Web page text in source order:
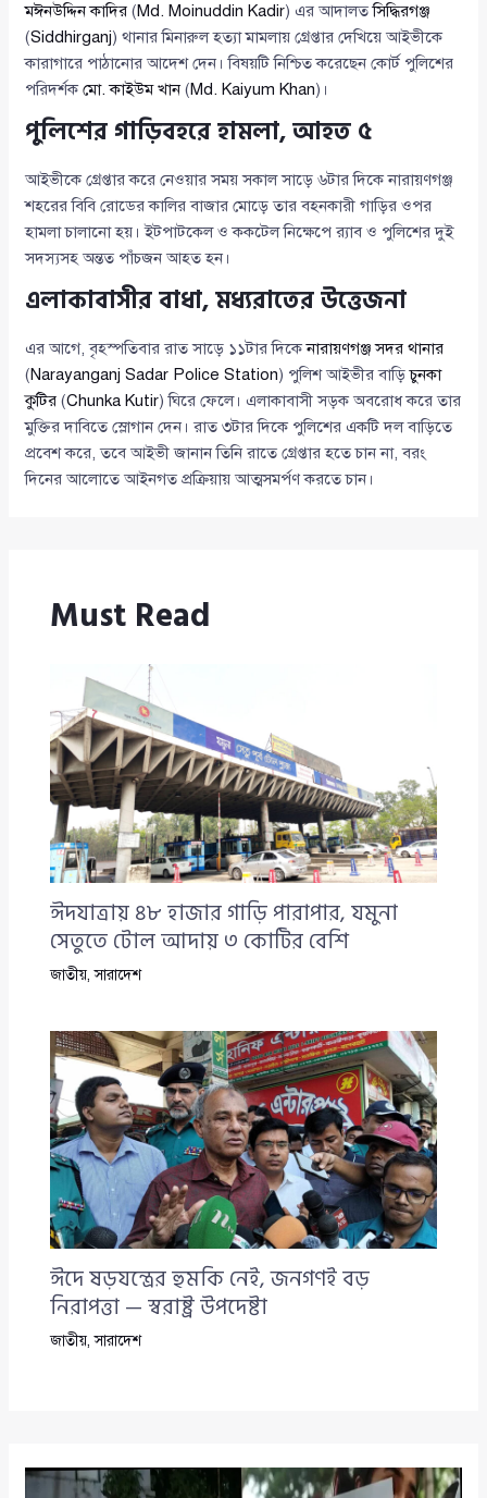
মঈনউদ্দিন কাদির (Md. Moinuddin Kadir) এর আদালতসিদ্ধিরগঞ্জ
(Siddhirganj) থানার মিনারুল হত্যা মামলায় গ্রেপ্তার দেখিয়ে আইভীকে
কারাগারে পাঠানোর আদেশ দেন। বিষয়টি নিশ্চিত করেছেন কোর্ট পুলিশের
পরিদর্শকমো. কাইউম খান(Md. Kaiyum Khan)।
পুলিশের গাড়িবহরে হামলা, আহত ৫
আইভীকে গ্রেপ্তার করে নেওয়ার সময় সকাল সাড়ে ৬টার দিকে নারায়ণগঞ্জ
শহরের বিবি রোডের কালির বাজার মোড়ে তার বহনকারী গাড়ির ওপর
হামলা চালানো হয়। ইটপাটকেল ও ককটেল নিক্ষেপে র‌্যাব ও পুলিশের দুই
সদস্যসহ অন্তত পাঁচজন আহত হন।
এলাকাবাসীর বাধা, মধ্যরাতের উত্তেজনা
এর আগে, বৃহস্পতিবার রাত সাড়ে ১১টার দিকেনারায়ণগঞ্জ সদর থানার
(Narayanganj Sadar Police Station) পুলিশ আইভীর বাড়িচুনকা
কুটির (Chunka Kutir) ঘিরে ফেলে। এলাকাবাসী সড়ক অবরোধ করে তার
মুক্তির দাবিতে স্লোগান দেন। রাত ৩টার দিকে পুলিশের একটি দল বাড়িতে
প্রবেশ করে, তবে আইভী জানান তিনি রাতে গ্রেপ্তার হতে চান না, বরং
দিনের আলোতে আইনগত প্রক্রিয়ায় আত্মসমর্পণ করতে চান।
Must Read
ঈদযাত্রায় ৪৮ হাজার গাড়ি পারাপার, যমুনা
সেতুতে টোল আদায় ৩ কোটির বেশি
জাতীয়,সারাদেশ
ঈদে ষড়যন্ত্রের হুমকি নেই, জনগণই বড়
নিরাপত্তা — স্বরাষ্ট্র উপদেষ্টা
জাতীয়,সারাদেশ